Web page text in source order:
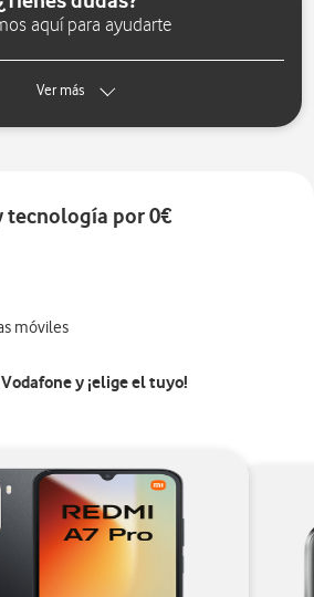
aquí para ayudarte
Ver más
tecnología por 0€
móviles
y ¡elige el tuyo!